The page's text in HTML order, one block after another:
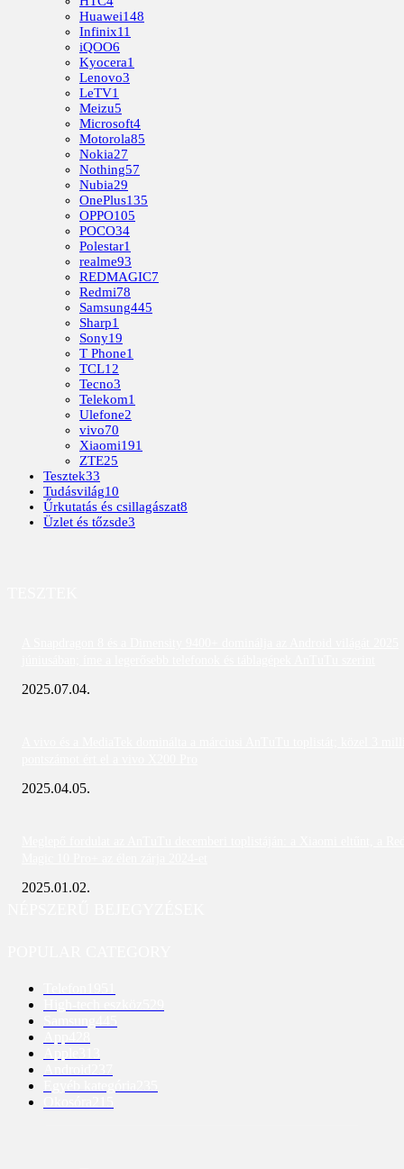
Huawei148
Infinix11
iQOO6
Kyocera1
Lenovo3
LeTV1
Meizu5
Microsoft4
Motorola85
Nokia27
Nothing57
Nubia29
OnePlus135
OPPO105
POCO34
Polestar1
realme93
REDMAGIC7
Redmi78
Samsung445
Sharp1
Sony19
T Phone1
TCL12
Tecno3
Telekom1
Ulefone2
vivo70
Xiaomi191
ZTE25
Tesztek33
Tudásvilág10
Űrkutatás és csillagászat8
Üzlet és tőzsde3
2025.07.04.
2025.04.05.
2025.01.02.